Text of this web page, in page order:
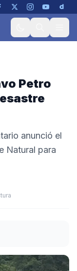
Petro
anunció el
Natural para